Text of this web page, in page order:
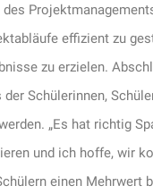
effizient zu
zu erzielen.
Schülerinnen,
„Es hat richtig
und ich hoffe, wir
einen Mehrwert